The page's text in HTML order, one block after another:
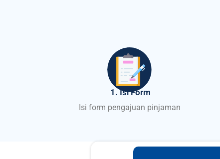
1. Isi Form
Isi form pengajuan pinjaman